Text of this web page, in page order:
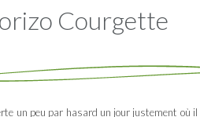
Courgette
un peu par hasard un jour justement où il